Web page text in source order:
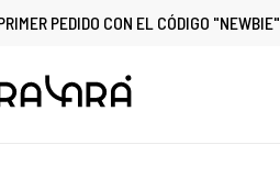
PEDIDO CON EL CÓDIGO "NEWBIE"